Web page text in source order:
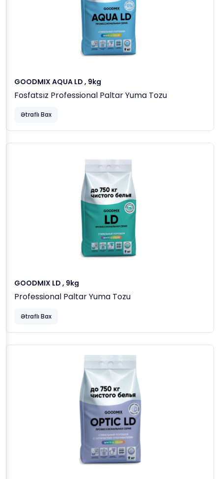
GOODMIX AQUA LD , 9kg
Fosfatsız Professional Paltar Yuma Tozu
Ətraflı Bax
GOODMIX LD , 9kg
Professional Paltar Yuma Tozu
Ətraflı Bax